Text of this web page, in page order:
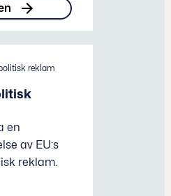
reklam
en
av EU:s
reklam.